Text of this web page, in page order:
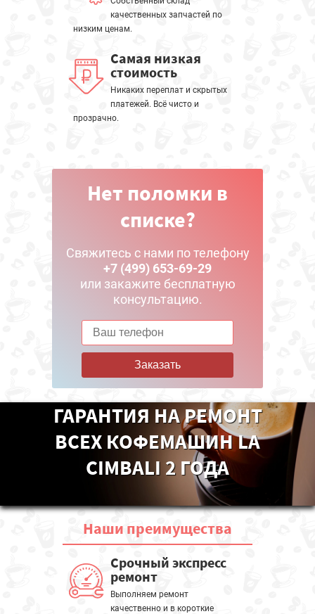
качественных запчастей по
низким ценам.
Самая низкая
стоимость
Никаких переплат и скрытых
платежей. Всё чисто и
прозрачно.
Нет поломки в
списке?
Свяжитесь с нами по телефону
+7 (499) 653-69-29
или закажите бесплатную
консультацию.
Заказать
ГАРАНТИЯ НА РЕМОНТ
ВСЕХ КОФЕМАШИН LA
CIMBALI 2 ГОДА
Наши преимущества
Срочный экспресс
ремонт
Выполняем ремонт
качественно и в короткие